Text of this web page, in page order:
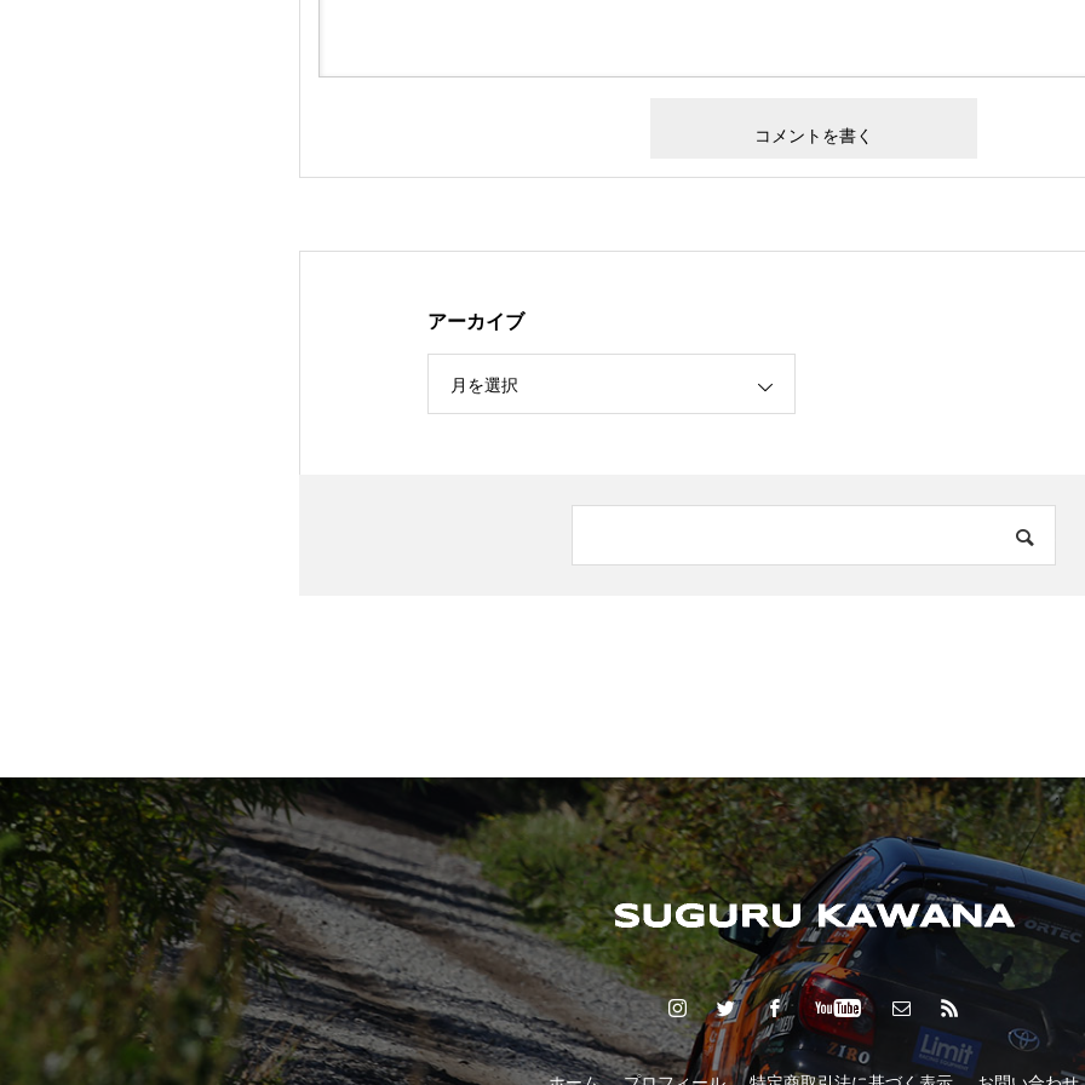
アーカイブ
月を選択